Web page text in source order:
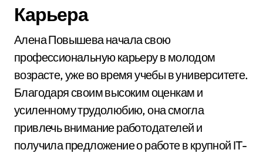
Карьера
Алена Повышева начала свою
профессиональную карьеру в молодом
возрасте, уже во время учебы в университете.
Благодаря своим высоким оценкам и
усиленному трудолюбию, она смогла
привлечь внимание работодателей и
получила предложение о работе в крупной IT-